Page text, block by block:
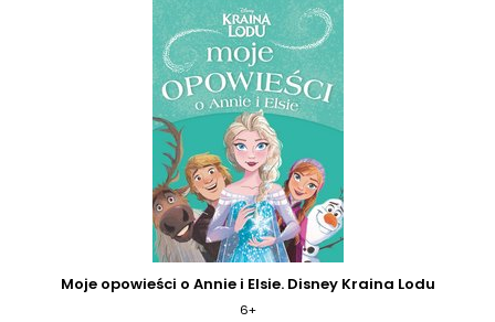
Moje opowieści o Annie i Elsie. Disney Kraina Lodu
6+